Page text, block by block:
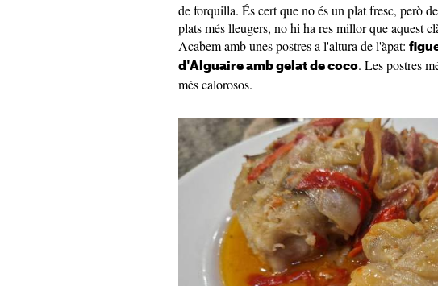
de forquilla. És cert que no és un plat fresc, però
plats més lleugers, no hi ha res millor que aquest
Acabem amb unes postres a l'altura de l'àpat:
d'Alguaire amb gelat de coco. Les postres
més calorosos.